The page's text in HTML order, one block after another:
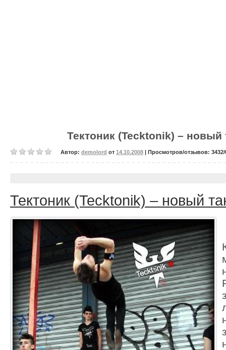
Тектоник (Tecktonik) –
Автор: demolord от 14.10.2008 | Просмотров/отзывов: 3432/
Тектоник (Tecktonik) – новый